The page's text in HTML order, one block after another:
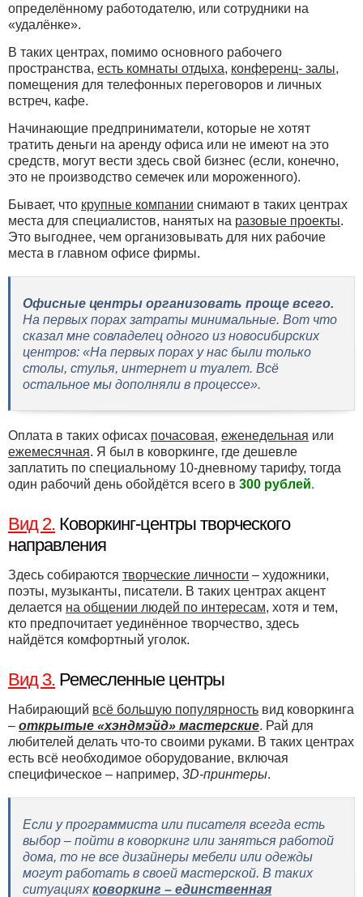
определённому работодателю, или сотрудники на
«удалёнке».
В таких центрах, помимо основного рабочего
пространства, есть комнаты отдыха, конференц- залы,
помещения для телефонных переговоров и личных
встреч, кафе.
Начинающие предприниматели, которые не хотят
тратить деньги на аренду офиса или не имеют на это
средств, могут вести здесь свой бизнес (если, конечно,
это не производство семечек или мороженного).
Бывает, что крупные компании снимают в таких центрах
места для специалистов, нанятых на разовые проекты.
Это выгоднее, чем организовывать для них рабочие
места в главном офисе фирмы.
Офисные центры организовать проще всего.
На первых порах затраты минимальные. Вот что
сказал мне совладелец одного из новосибирских
центров: «На первых порах у нас были только
столы, стулья, интернет и туалет. Всё
остальное мы дополняли в процессе».
Оплата в таких офисах почасовая, еженедельная или
ежемесячная. Я был в коворкинге, где дешевле
заплатить по специальному 10-дневному тарифу, тогда
один рабочий день обойдётся всего в 300 рублей.
Вид 2. Коворкинг-центры творческого
направления
Здесь собираются творческие личности – художники,
поэты, музыканты, писатели. В таких центрах акцент
делается на общении людей по интересам, хотя и тем,
кто предпочитает уединённое творчество, здесь
найдётся комфортный уголок.
Вид 3. Ремесленные центры
Набирающий всё большую популярность вид коворкинга
– открытые «хэндмэйд» мастерские. Рай для
любителей делать что-то своими руками. В таких центрах
есть всё необходимое оборудование, включая
специфическое – например, 3D-принтеры.
Если у программиста или писателя всегда есть
выбор – пойти в коворкинг или заняться работой
дома, то не все дизайнеры мебели или одежды
могут работать в своей мастерской. В таких
ситуацияхковоркинг – единственная